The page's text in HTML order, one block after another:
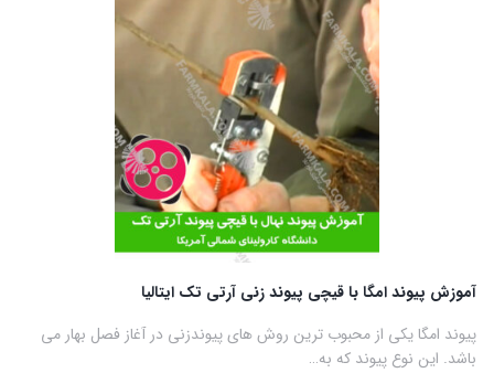
آموزش پیوند امگا با قیچی پیوند زنی آرتی تک ایتالیا
پیوند امگا یکی از محبوب ترین روش های پیوندزنی در آغاز فصل بهار می
باشد. این نوع پیوند که به…